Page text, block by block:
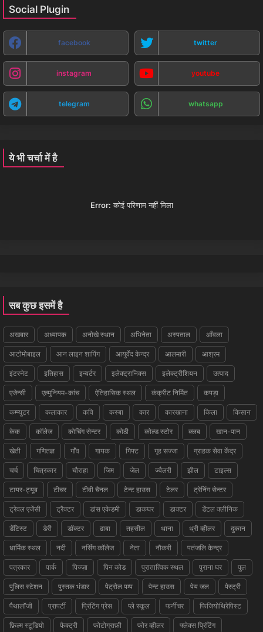
Social Plugin
facebook twitter
instagram youtube
telegram whatsapp
ये भी चर्चा में है
Error: कोई परिणाम नहीं मिला
सब कुछ इसमें है
अखबार अध्यापक अनोखे स्थान अभिनेता अस्पताल आँवला
आटोमोबाइल आन लाइन शापिंग आयुर्वेद केन्द्र आलमारी आश्रम
इंटरनेट इतिहास इन्वर्टर इलेक्ट्रानिक्स इलेक्ट्रीशियन उत्पाद
एजेन्सी एल्मुनियम-कांच ऐतिहासिक स्थल कंक्रीट निर्मित कपड़ा
कम्प्युटर कलाकार कवि कस्बा कार कारखाना किला किसान
केक कॉलेज कोचिंग सेन्टर कोठी कोल्ड स्टोर क्लब खान-पान
खेती गणितज्ञ गाँव गायक गिफ्ट गृह सज्जा ग्राहक सेवा केंद्र
चर्च चित्रकार चौराहा जिम जेल ज्वैलरी झील टाइल्स
टायर-ट्यूब टीचर टीवी चैनल टेन्ट हाउस टेलर ट्रेनिंग सेन्टर
ट्रेवल एजेंसी ट्रैक्टर डांस एकेडमी डाकघर डाक्टर डेंटल क्लीनिक
डेंटिस्ट डेरी डॉक्टर ढाबा तहसील थाना थ्री व्हीलर दुकान
धार्मिक स्थल नदी नर्सिंग कॉलेज नेता नौकरी पतंजलि केन्द्र
पत्रकार पार्क पिज्ज़ा पिन कोड पुरातात्विक स्थल पुराना घर पुल
पुलिस स्टेशन पुस्तक भंडार पेट्रोल पम्प पेन्ट हाउस पेय जल पेस्ट्री
पैथालॉजी प्रापर्टी प्रिंटिंग प्रेस प्ले स्कूल फर्नीचर फिजियोथिरेपिस्ट
फ़िल्म स्टूडियो फैक्ट्री फोटोग्राफ़ी फोर व्हीलर फ्लेक्स प्रिंटिंग